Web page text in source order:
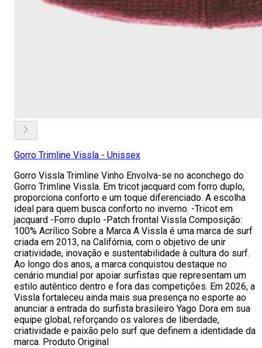
Gorro Trimline Vissla - Unissex
Gorro Vissla Trimline Vinho Envolva-se no aconchego do
Gorro Trimline Vissla. Em tricot jacquard com forro duplo,
proporciona conforto e um toque diferenciado. A escolha
ideal para quem busca conforto no inverno. -Tricot em
jacquard -Forro duplo -Patch frontal Vissla Composição:
100% Acrílico Sobre a Marca A Vissla é uma marca de surf
criada em 2013, na Califórnia, com o objetivo de unir
criatividade, inovação e sustentabilidade à cultura do surf.
Ao longo dos anos, a marca conquistou destaque no
cenário mundial por apoiar surfistas que representam um
estilo autêntico dentro e fora das competições. Em 2026, a
Vissla fortaleceu ainda mais sua presença no esporte ao
anunciar a entrada do surfista brasileiro Yago Dora em sua
equipe global, reforçando os valores de liberdade,
criatividade e paixão pelo surf que definem a identidade da
marca. Produto Original